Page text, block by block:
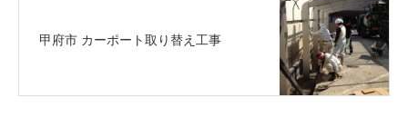
甲府市 カーポート取り替え工事